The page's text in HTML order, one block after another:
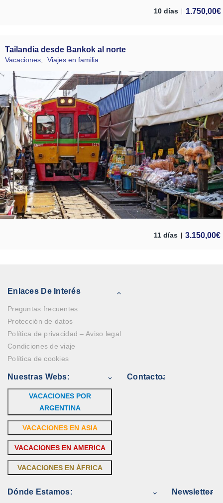
10 días 1.750,00€
Tailandia desde Bankok al norte
Vacaciones, Viajes en familia
11 días 3.150,00€
Enlaces De Interés
Preguntas frecuentes
Protección de datos
Política de privacidad – Aviso legal
Condiciones de viaje
Política de cookies
Nuestras Webs:
VACACIONES POR
ARGENTINA
VACACIONES EN ASIA
VACACIONES EN AMERICA
VACACIONES EN ÁFRICA
Contacto:
Dónde Estamos: Newsletter